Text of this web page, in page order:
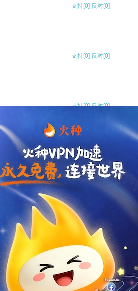
支持[0] 反对[0]
支持[0] 反对[0]
支持[0] 反对[0]
支持[0] 反对
支持
支持 反对 [0]